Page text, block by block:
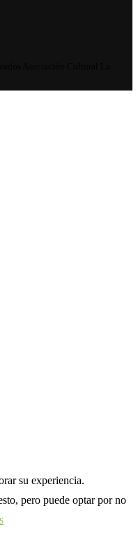
su experiencia.
pero puede optar por no